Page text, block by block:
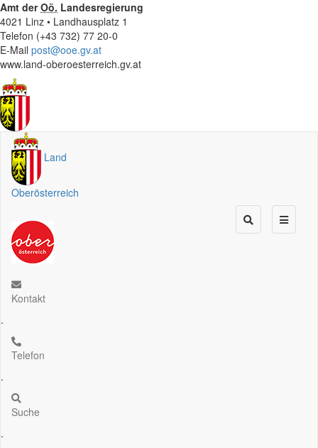
Amt derOö. Landesregierung
4021 Linz • Landhausplatz 1
Telefon (+43 732) 77 20-0
E-Mail post@ooe.gv.at
www.land-oberoesterreich.gv.at
Land
Oberösterreich
Kontakt
.
Telefon
.
Suche
.